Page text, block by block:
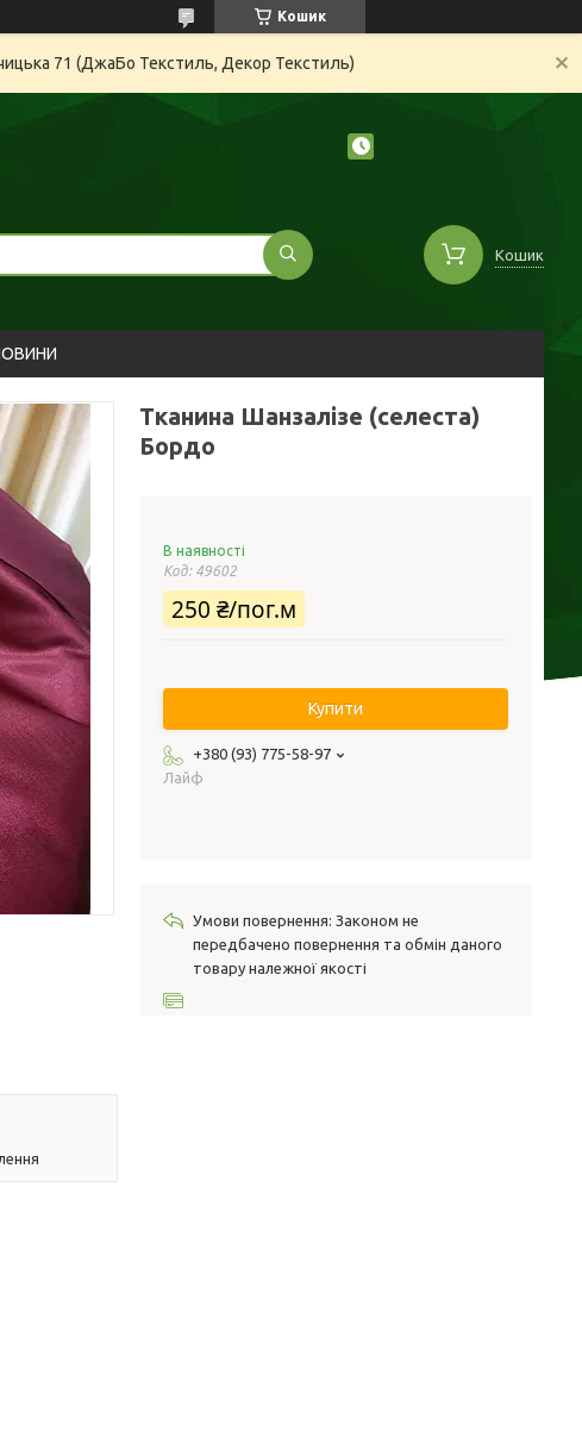
Кошик
71 (ДжаБо Текстиль, Декор Текстиль)
Кошик
Тканина Шанзалізе (селеста)
Бордо
В наявності
Код: 49602
250 ₴/пог.м
Купити
+380 (93) 775-58-97
Лайф
Законом не
передбачено повернення та обмін даного
товару належної якості